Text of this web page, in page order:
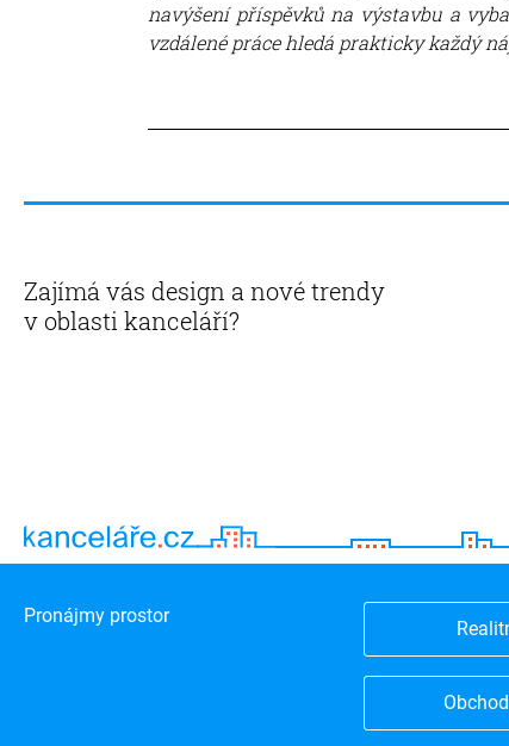
navýšení příspěvků na výstavbu a
vzdálené práce hledá prakticky každý
Zajímá vás design a nové trendy
v oblasti kanceláří?
Pronájmy prostor